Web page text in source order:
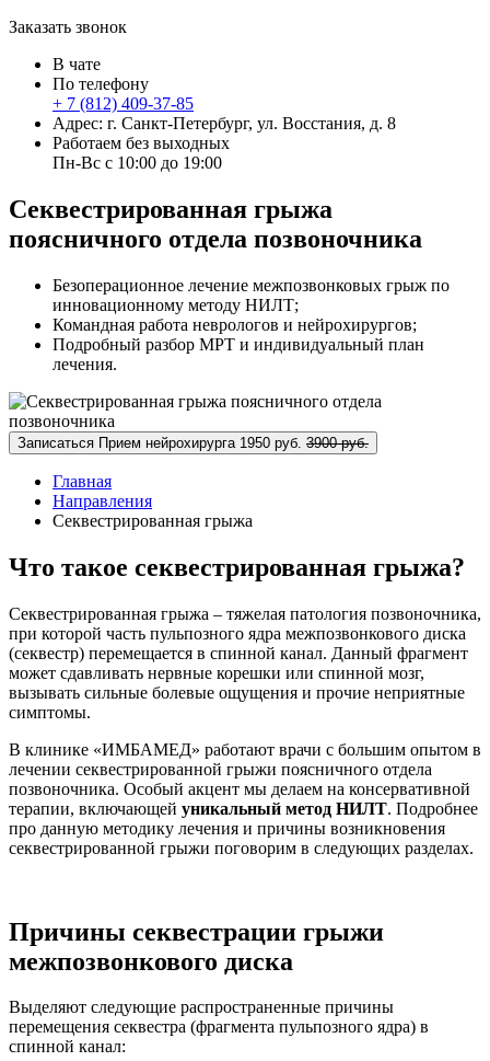
Заказать звонок
В чате
По телефону
+ 7 (812) 409-37-85
Адрес: г. Санкт-Петербург, ул. Восстания, д. 8
Работаем без выходных
Пн-Вс с 10:00 до 19:00
Секвестрированная грыжа
поясничного отдела позвоночника
Безоперационное лечение межпозвонковых грыж по
инновационному методу НИЛТ;
Командная работа неврологов и нейрохирургов;
Подробный разбор МРТ и индивидуальный план
лечения.
Записаться Прием нейрохирурга 1950 руб. 3900 руб.
Главная
Направления
Секвестрированная грыжа
Что такое секвестрированная грыжа?
Секвестрированная грыжа – тяжелая патология позвоночника,
при которой часть пульпозного ядра межпозвонкового диска
(секвестр) перемещается в спинной канал. Данный фрагмент
может сдавливать нервные корешки или спинной мозг,
вызывать сильные болевые ощущения и прочие неприятные
симптомы.
В клинике «ИМБАМЕД» работают врачи с большим опытом в
лечении секвестрированной грыжи поясничного отдела
позвоночника. Особый акцент мы делаем на консервативной
терапии, включающей уникальный метод НИЛТ. Подробнее
про данную методику лечения и причины возникновения
секвестрированной грыжи поговорим в следующих разделах.
Причины секвестрации грыжи
межпозвонкового диска
Выделяют следующие распространенные причины
перемещения секвестра (фрагмента пульпозного ядра) в
спинной канал: